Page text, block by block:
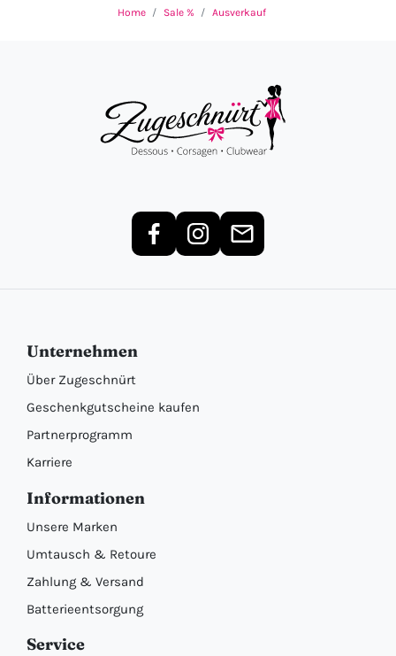
Home Sale % Ausverkauf
Unternehmen
Über Zugeschnürt
Geschenkgutscheine kaufen
Partnerprogramm
Karriere
Informationen
Unsere Marken
Umtausch & Retoure
Zahlung & Versand
Batterieentsorgung
Service